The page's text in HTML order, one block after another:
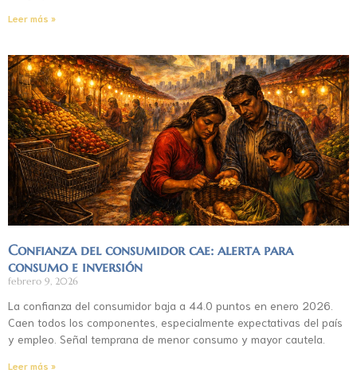
Leer más »
Confianza del consumidor cae: alerta para
consumo e inversión
febrero 9, 2026
La confianza del consumidor baja a 44.0 puntos en enero 2026.
Caen todos los componentes, especialmente expectativas del país
y empleo. Señal temprana de menor consumo y mayor cautela.
Leer más »